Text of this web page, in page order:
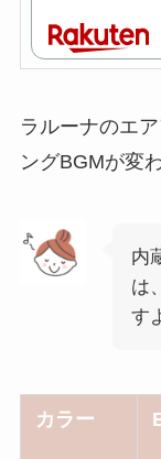
ラルーナのエ
ングBGMが変
内
は
す
カラー